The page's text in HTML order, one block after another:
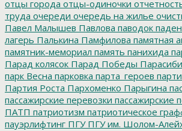
отцы города отцы-одиночки
труда очереди очередь на жилье
Павел Малышев Павлова паводок
лагерь Палькина Памфилова памятная
памятник-мемориал память панихида
Парад колясок Парад Победы
парк Весна парковка парта_героев
Партия Роста Пархоменко Парыгина
пассажирские перевозки пассажирские
ПАТП патриотизм патриотическое
пауэрлифтинг ПГУПГУ им. Шолом-